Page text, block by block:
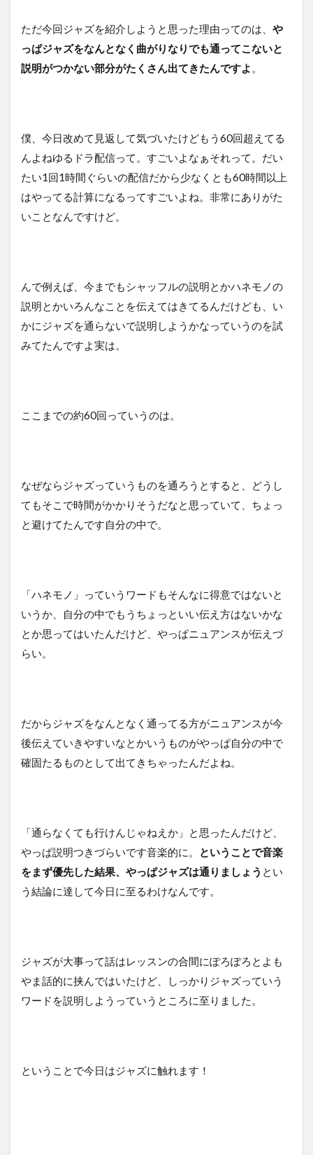
ただ今回ジャズを紹介しようと思った理由ってのは、 や
っぱジャズをなんとなく曲がりなりでも通ってこないと
説明がつかない部分がたくさん出てきたんですよ 。
僕、今日改めて見返して気づいたけどもう60回超えてる
んよねゆるドラ配信って。すごいよなぁそれって。だい
たい1回1時間ぐらいの配信だから少なくとも60時間以上
はやってる計算になるってすごいよね。非常にありがた
いことなんですけど。
んで例えば、今までもシャッフルの説明とかハネモノの
説明とかいろんなことを伝えてはきてるんだけども、い
かにジャズを通らないで説明しようかなっていうのを試
みてたんですよ実は。
ここまでの約60回っていうのは。
なぜならジャズっていうものを通ろうとすると、どうし
てもそこで時間がかかりそうだなと思っていて、ちょっ
と避けてたんです自分の中で。
「ハネモノ」っていうワードもそんなに得意ではないと
いうか、自分の中でもうちょっといい伝え方はないかな
とか思ってはいたんだけど、やっぱニュアンスが伝えづ
らい。
だからジャズをなんとなく通ってる方がニュアンスが今
後伝えていきやすいなとかいうものがやっぱ自分の中で
確固たるものとして出てきちゃったんだよね。
「通らなくても行けんじゃねえか」と思ったんだけど、
やっぱ説明つきづらいです音楽的に。
ということで音楽
をまず優先した結果、やっぱジャズは通りましょう とい
う結論に達して今日に至るわけなんです。
ジャズが大事って話はレッスンの合間にぽろぽろとよも
やま話的に挟んではいたけど、しっかりジャズっていう
ワードを説明しようっていうところに至りました。
ということで今日はジャズに触れます！